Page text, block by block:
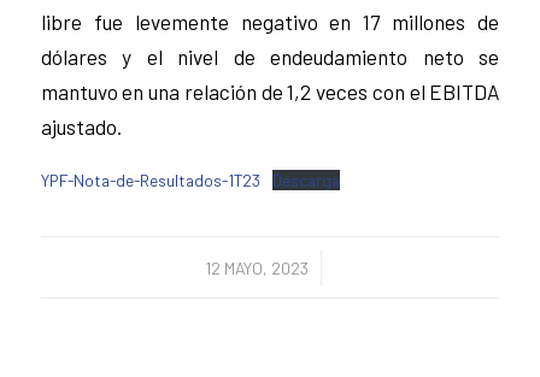
libre fue levemente negativo en 17 millones de
dólares y el nivel de endeudamiento neto se
mantuvo en una relación de 1,2 veces con el EBITDA
ajustado.
YPF-Nota-de-Resultados-1T23 Descarga
12 MAYO, 2023
/